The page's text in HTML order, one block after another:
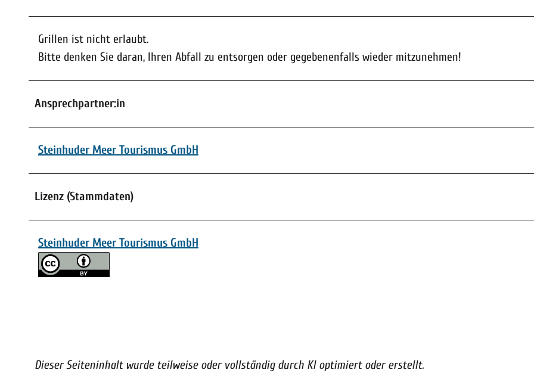
Grillen ist nicht erlaubt.
Bitte denken Sie daran, Ihren Abfall zu entsorgen oder gegebenenfalls wieder mitzunehmen!
Ansprechpartner:in
Steinhuder Meer Tourismus GmbH
Lizenz (Stammdaten)
Steinhuder Meer Tourismus GmbH
Dieser Seiteninhalt wurde teilweise oder vollständig durch KI optimiert oder erstellt.